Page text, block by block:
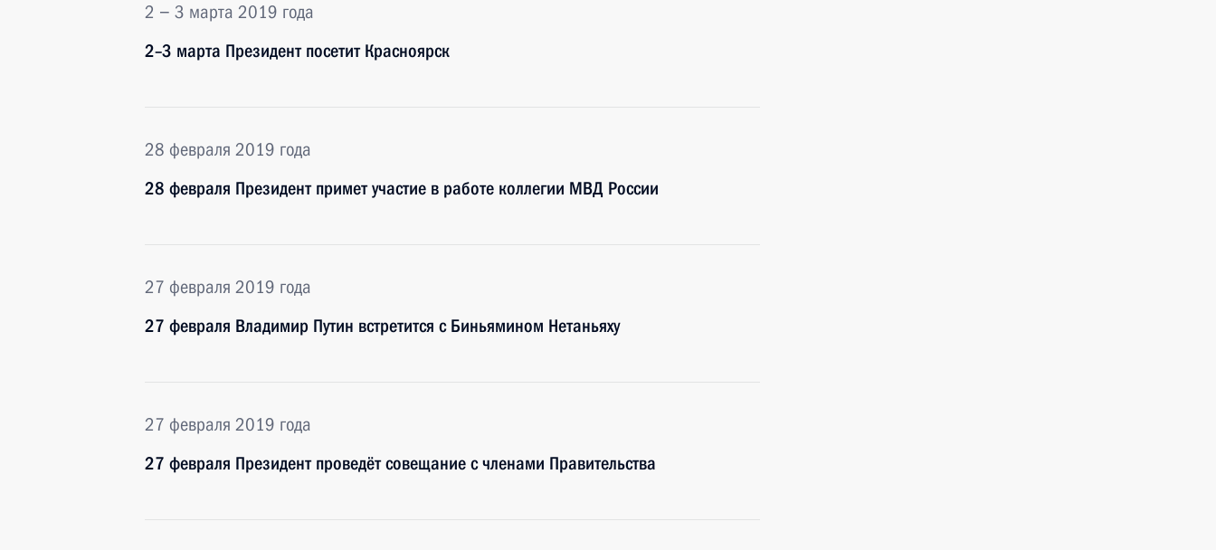
2 − 3 марта 2019 года
2–3 марта Президент посетит Красноярск
28 февраля 2019 года
28 февраля Президент примет участие в работе коллегии МВД России
27 февраля 2019 года
27 февраля Владимир Путин встретится с Биньямином Нетаньяху
27 февраля 2019 года
27 февраля Президент проведёт совещание с членами Правительства